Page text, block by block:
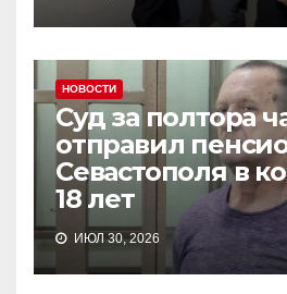
НОВОСТИ
Суд за полтора
отправил
Севастополя в
18 лет
ИЮЛ 30, 2026